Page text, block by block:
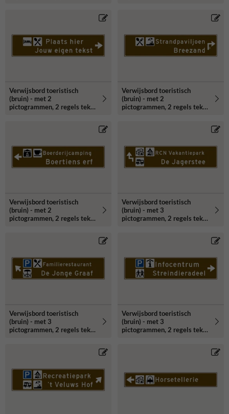
Verwijsbord toeristisch
(bruin) - met 2
pictogrammen, 2 regels tekst
Verwijsbord toeristisch
(bruin) - met 2
pictogrammen, 2 regels tekst
Verwijsbord toeristisch
(bruin) - met 2
pictogrammen, 2 regels tekst
Verwijsbord toeristisch
(bruin) - met 3
pictogrammen, 2 regels tekst
Verwijsbord toeristisch
(bruin) - met 3
pictogrammen, 2 regels tekst
Verwijsbord toeristisch
(bruin) - met 3
pictogrammen, 2 regels tekst